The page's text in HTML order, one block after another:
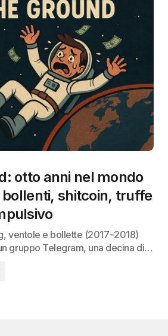
otto anni nel mondo
shitcoin, truffe
ventole e bollette (2017–2018)
gruppo Telegram, una decina di…